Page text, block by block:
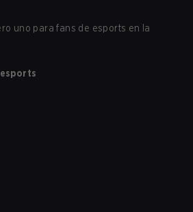
uno para fans de esports en la